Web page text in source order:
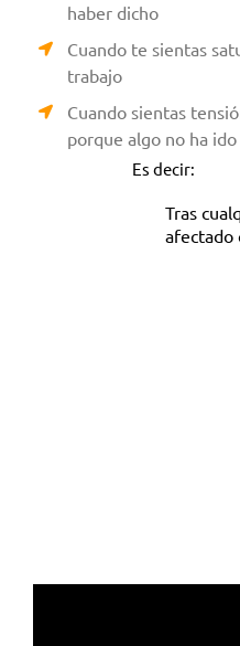
haber dicho
Cuando te sientas
trabajo
Cuando sientas
porque algo no ha
Es decir:
Tras
afectado